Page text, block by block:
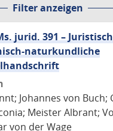
Filter anzeigen
jurid. 391 –
naturkundliche
Johannes von Buch;
Meister Albrant;
von der Wage